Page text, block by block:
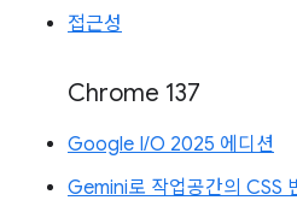
접근성
Chrome 137
Google I/O 2025 에디션
Gemini로 작업공간의 CSS